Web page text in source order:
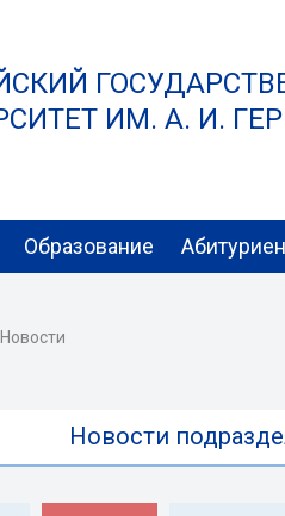
ИМ. А. И.
Образование
Новости
Новости